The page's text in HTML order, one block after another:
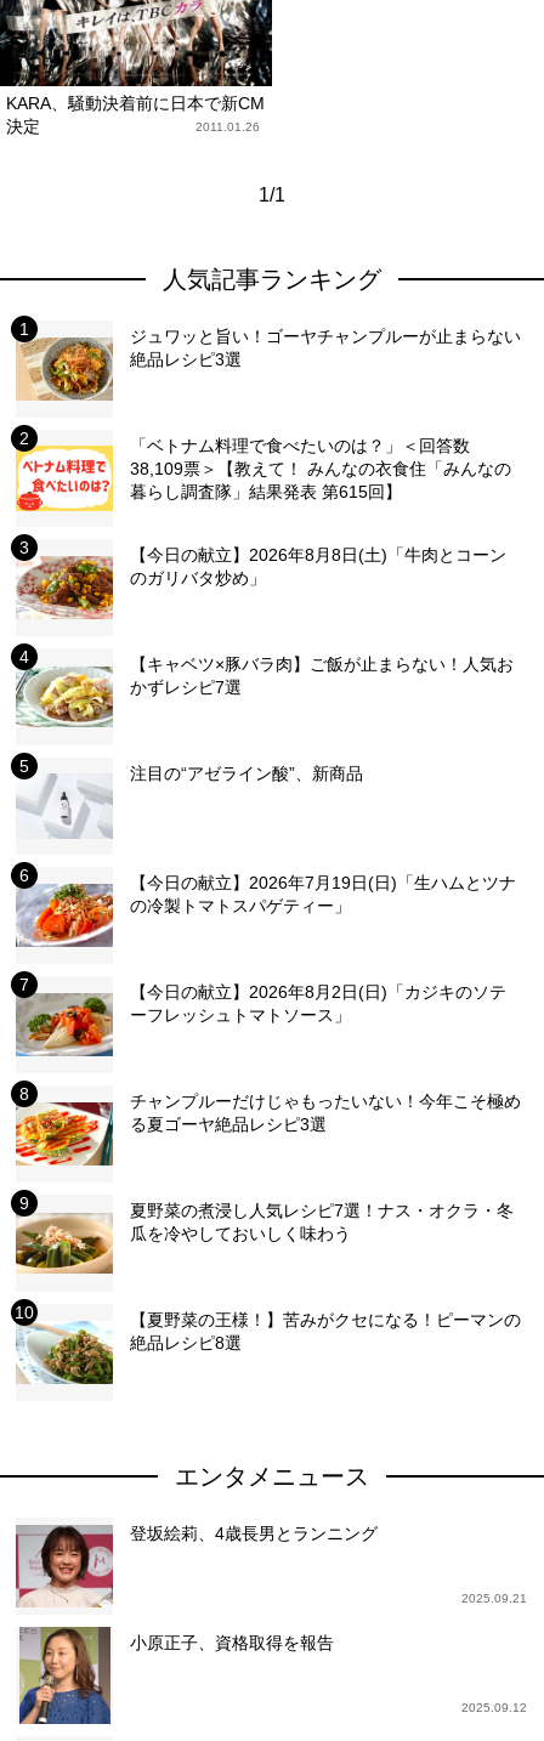
KARA、騒動決着前に日本で新CM
決定
2011.01.26
1/1
人気記事ランキング
ジュワッと旨い！ゴーヤチャンプルーが止まらない
絶品レシピ3選
「ベトナム料理で食べたいのは？」＜回答数
38,109票＞【教えて！ みんなの衣食住「みんなの
暮らし調査隊」結果発表 第615回】
【今日の献立】2026年8月8日(土)「牛肉とコーン
のガリバタ炒め」
【キャベツ×豚バラ肉】ご飯が止まらない！人気お
かずレシピ7選
注目の“アゼライン酸”、新商品
【今日の献立】2026年7月19日(日)「生ハムとツナ
の冷製トマトスパゲティー」
【今日の献立】2026年8月2日(日)「カジキのソテ
ーフレッシュトマトソース」
チャンプルーだけじゃもったいない！今年こそ極め
る夏ゴーヤ絶品レシピ3選
夏野菜の煮浸し人気レシピ7選！ナス・オクラ・冬
瓜を冷やしておいしく味わう
【夏野菜の王様！】苦みがクセになる！ピーマンの
絶品レシピ8選
エンタメニュース
登坂絵莉、4歳長男とランニング
2025.09.21
小原正子、資格取得を報告
2025.09.12